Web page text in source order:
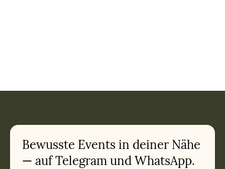
Bewusste Events in deiner Nähe
— auf Telegram und WhatsApp.